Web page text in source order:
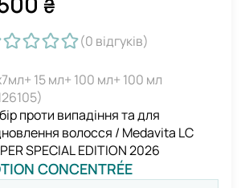
₴
(0 відгуків)
15 мл+ 100 мл+ 100 мл
проти випадіння та для
волосся / Medavita LC
SPECIAL EDITION 2026
CONCENTRÉE